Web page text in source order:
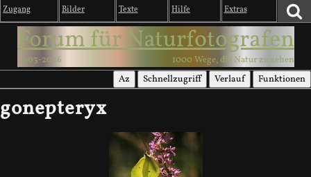
Zugang Bilder Texte Hilfe Extras
Forum für Naturfotografen
2003-2026 1000 Wege, die Natur zu sehen
Az Schnellzugriff Verlauf Funktionen
gonepteryx